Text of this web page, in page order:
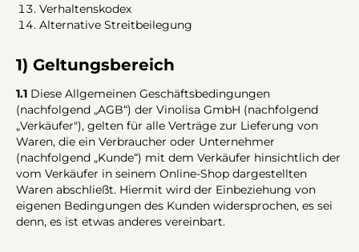
Verhaltenskodex
Alternative Streitbeilegung
1) Geltungsbereich
1.1 Diese Allgemeinen Geschäftsbedingungen
(nachfolgend „AGB“) der Vinolisa GmbH (nachfolgend
„Verkäufer"), gelten für alle Verträge zur Lieferung von
Waren, die ein Verbraucher oder Unternehmer
(nachfolgend „Kunde“) mit dem Verkäufer hinsichtlich der
vom Verkäufer in seinem Online-Shop dargestellten
Waren abschließt. Hiermit wird der Einbeziehung von
eigenen Bedingungen des Kunden widersprochen, es sei
denn, es ist etwas anderes vereinbart.